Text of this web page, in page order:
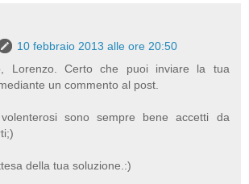
10 febbraio 2013 alle ore 20:50
Lorenzo. Certo che puoi inviare la tua
un commento al post.
sono sempre bene accetti da
della tua soluzione.:)